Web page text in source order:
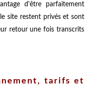
d'être parfaitement
site restent privés et sont
retour une fois transcrits
tarifs et